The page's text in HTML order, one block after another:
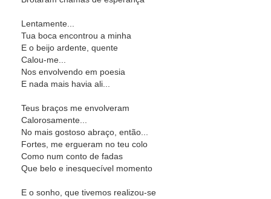
Lentamente...
Tua boca encontrou a minha
E o beijo ardente, quente
Calou-me...
Nos envolvendo em poesia
E nada mais havia ali...
Teus braços me envolveram
Calorosamente...
No mais gostoso abraço, então...
Fortes, me ergueram no teu colo
Como num conto de fadas
Que belo e inesquecível momento
E o sonho, que tivemos realizou-se